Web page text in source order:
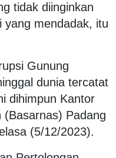
tidak diinginkan
yang mendadak, itu
Gunung
dunia tercatat
dihimpun Kantor
(Basarnas) Padang
(5/12/2023).